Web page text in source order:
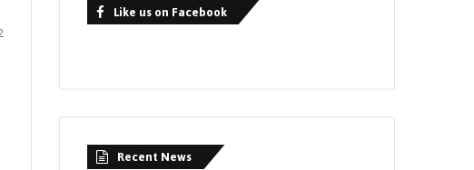
Like us on Facebook
Recent News